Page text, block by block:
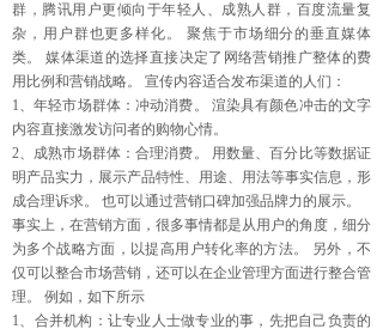
群，腾讯用户更倾向于年轻人、成熟人群，百度流量复
杂，用户群也更多样化。 聚焦于市场细分的垂直媒体
类。 媒体渠道的选择直接决定了网络营销推广整体的费
用比例和营销战略。 宣传内容适合发布渠道的人们：
1、年轻市场群体：冲动消费。 渲染具有颜色冲击的文字
内容直接激发访问者的购物心情。
2、成熟市场群体：合理消费。 用数量、百分比等数据证
明产品实力，展示产品特性、用途、用法等事实信息，形
成合理诉求。 也可以通过营销口碑加强品牌力的展示。
事实上，在营销方面，很多事情都是从用户的角度，细分
为多个战略方面，以提高用户转化率的方法。 另外，不
仅可以整合市场营销，还可以在企业管理方面进行整合管
理。 例如，如下所示
1、合并机构：让专业人士做专业的事，先把自己负责的